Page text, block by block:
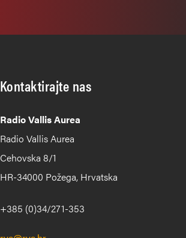
Kontaktirajte nas
Radio Vallis Aurea
Radio Vallis Aurea
Cehovska 8/1
HR-34000 Požega, Hrvatska
+385 (0)34/271-353